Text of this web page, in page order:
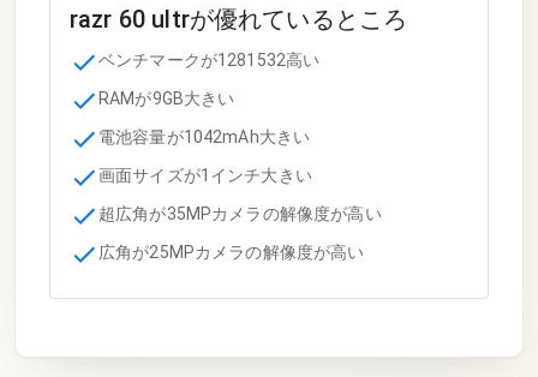
razr 60 ultrが優れているところ
ベンチマークが1281532高い
RAMが9GB大きい
電池容量が1042mAh大きい
画面サイズが1インチ大きい
超広角が35MPカメラの解像度が高い
広角が25MPカメラの解像度が高い